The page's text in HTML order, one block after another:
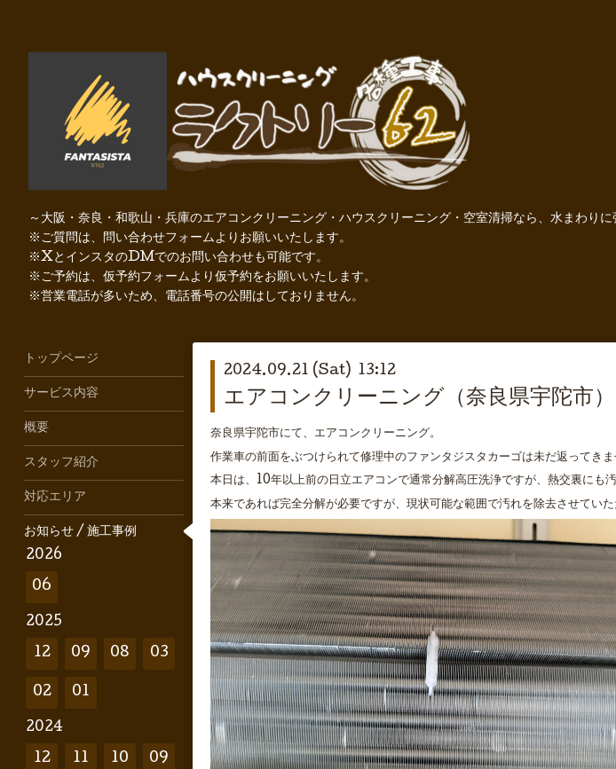
～大阪・奈良・和歌山・兵庫のエアコンクリーニング・ハウスクリーニング・空室清掃なら、水まわり
※ご質問は、問い合わせフォームよりお願いいたします。
※XとインスタのDMでのお問い合わせも可能です。
※ご予約は、仮予約フォームより仮予約をお願いいたします。
※営業電話が多いため、電話番号の公開はしておりません。
2024.09.21 (Sat) 13:12
エアコンクリーニング（奈良県宇陀市）
奈良県宇陀市にて、エアコンクリーニング。
作業車の前面をぶつけられて修理中のファンタジスタカーゴは未だ返ってき
本日は、10年以上前の日立エアコンで通常分解高圧洗浄ですが、熱交裏にも
本来であれば完全分解が必要ですが、現状可能な範囲で汚れを除去させていた
トップページ
サービス内容
概要
スタッフ紹介
対応エリア
お知らせ / 施工事例
2026
06
2025
12 09 08 03
02 01
2024
12 11 10 09